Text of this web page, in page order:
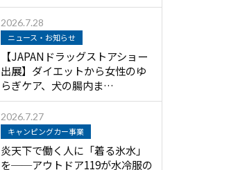
2026.7.28
ニュース・お知らせ
【JAPANドラッグストアショー
出展】ダイエットから女性のゆ
らぎケア、犬の腸内ま…
2026.7.27
キャンピングカー事業
炎天下で働く人に「着る氷水」
を──アウトドア119が水冷服の